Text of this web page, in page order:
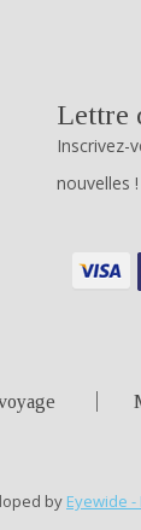
Lettre
Inscrivez-
nouvelles !
by Eyewide